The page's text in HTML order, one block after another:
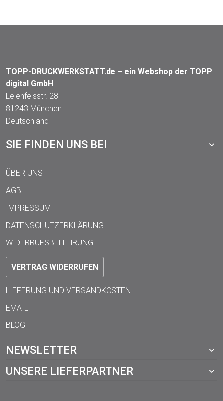
TOPP-DRUCKWERKSTATT.de – ein Webshop der TOPP
digital GmbH
Leienfelsstr. 28
81243 München
Deutschland
SIE FINDEN UNS BEI
ÜBER UNS
AGB
IMPRESSUM
DATENSCHUTZERKLÄRUNG
WIDERRUFSBELEHRUNG
VERTRAG WIDERRUFEN
LIEFERUNG UND VERSANDKOSTEN
EMAIL
BLOG
NEWSLETTER
UNSERE LIEFERPARTNER